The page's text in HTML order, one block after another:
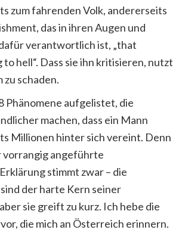
zum fahrenden Volk, andererseits
das in ihren Augen und
verantwortlich ist, „that
to hell“. Dass sie ihn kritisieren, nutzt
zu schaden.
Phänomene aufgelistet, die
machen, dass ein Mann
Millionen hinter sich vereint. Denn
vorrangig angeführte
stimmt zwar – die
der harte Kern seiner
sie greift zu kurz. Ich hebe die
die mich an Österreich erinnern.